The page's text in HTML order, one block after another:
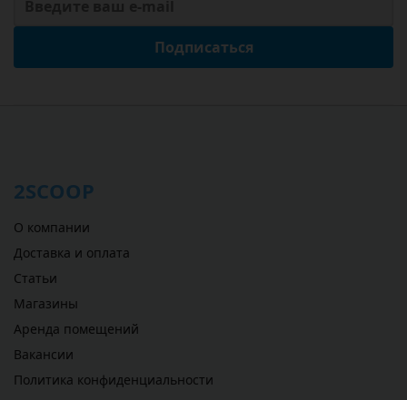
Подписаться
2SCOOP
О компании
Доставка и оплата
Статьи
Магазины
Аренда помещений
Вакансии
Политика конфиденциальности